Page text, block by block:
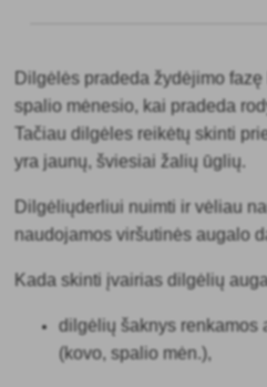
Dilgėlės pradeda žydėjimo
spalio mėnesio, kai pradeda
Tačiau dilgėles reikėtų skinti
yra jaunų, šviesiai žalių ūglių.
Dilgėliųderliui nuimti ir vėliau
naudojamos viršutinės augalo
Kada skinti įvairias dilgėlių
dilgėlių šaknys renkamos
(kovo, spalio mėn.),